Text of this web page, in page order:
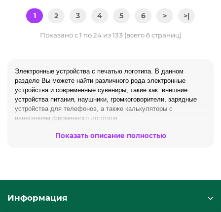
1 2 3 4 5 6 > >|
Показано с 1 по 24 из 133 (всего 6 страниц)
Электронные устройства с печатью логотипа. В данном
разделе Вы можете найти различного рода электронные
устройства и современные сувениры, такие как: внешние
устройства питания, наушники, громкоговорители, зарядные
устройства для телефонов, а также калькуляторы с
нанесением фирменного логотипа.
Самый популярный сувенир в этой категории являются
продуктов
Показать описание полностью
Информация